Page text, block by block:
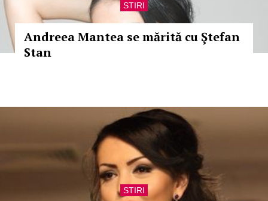
STIRI
Andreea Mantea se mărită cu Ştefan
Stan
STIRI